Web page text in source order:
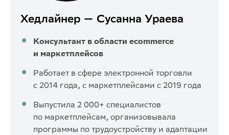
Хедлайнер — Сусанна Ураева
Консультант в области ecommerce
и маркетплейсов
Работает в сфере электронной торговли
с 2014 года, с маркетплейсами с 2019 года
Выпустила 2 000+ специалистов
по маркетплейсам, организовывала
программы по трудоустройству и адаптации